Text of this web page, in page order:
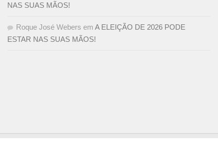
NAS SUAS MÃOS!
Roque José Webers em A ELEIÇÃO DE 2026 PODE
ESTAR NAS SUAS MÃOS!